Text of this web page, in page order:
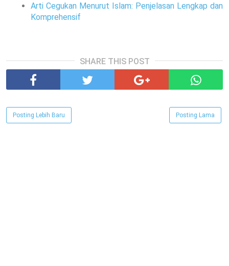
Arti Cegukan Menurut Islam: Penjelasan Lengkap dan
Komprehensif
SHARE THIS POST
Posting Lebih Baru Posting Lama